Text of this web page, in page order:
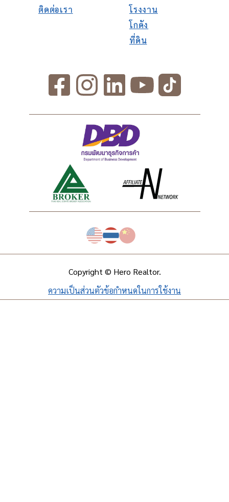
ติดต่อเรา
โรงงาน
โกดัง
ที่ดิน
Copyright © Hero Realtor.
ความเป็นส่วนตัวข้อกำหนดในการใช้งาน